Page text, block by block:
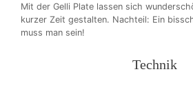
Mit der Gelli Plate lassen sich
kurzer Zeit gestalten. Nachteil: Ein
muss man sein!
Technik